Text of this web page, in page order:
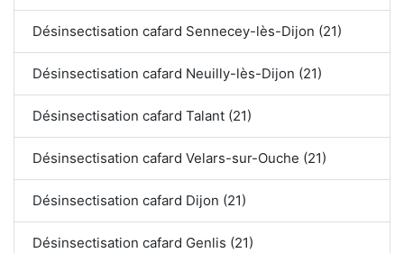
Désinsectisation cafard Sennecey-lès-Dijon (21)
Désinsectisation cafard Neuilly-lès-Dijon (21)
Désinsectisation cafard Talant (21)
Désinsectisation cafard Velars-sur-Ouche (21)
Désinsectisation cafard Dijon (21)
Désinsectisation cafard Genlis (21)